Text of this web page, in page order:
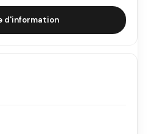
d'information